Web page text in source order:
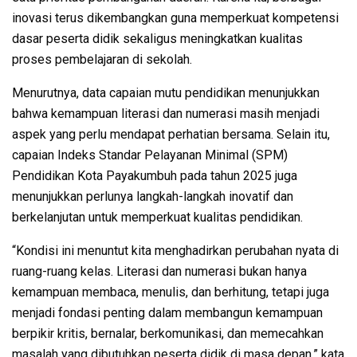
inovasi terus dikembangkan guna memperkuat kompetensi
dasar peserta didik sekaligus meningkatkan kualitas
proses pembelajaran di sekolah.
Menurutnya, data capaian mutu pendidikan menunjukkan
bahwa kemampuan literasi dan numerasi masih menjadi
aspek yang perlu mendapat perhatian bersama. Selain itu,
capaian Indeks Standar Pelayanan Minimal (SPM)
Pendidikan Kota Payakumbuh pada tahun 2025 juga
menunjukkan perlunya langkah-langkah inovatif dan
berkelanjutan untuk memperkuat kualitas pendidikan.
“Kondisi ini menuntut kita menghadirkan perubahan nyata di
ruang-ruang kelas. Literasi dan numerasi bukan hanya
kemampuan membaca, menulis, dan berhitung, tetapi juga
menjadi fondasi penting dalam membangun kemampuan
berpikir kritis, bernalar, berkomunikasi, dan memecahkan
masalah yang dibutuhkan peserta didik di masa depan,” kata